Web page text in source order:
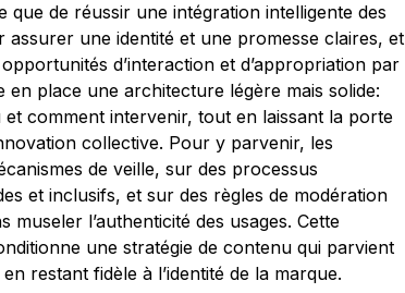
que de réussir une intégration intelligente des
une identité et une promesse claires, et
d’interaction et d’appropriation par
en place une architecture légère mais solide:
comment intervenir, tout en laissant la porte
collective. Pour y parvenir, les
de veille, sur des processus
et inclusifs, et sur des règles de modération
museler l’authenticité des usages. Cette
une stratégie de contenu qui parvient
restant fidèle à l’identité de la marque.